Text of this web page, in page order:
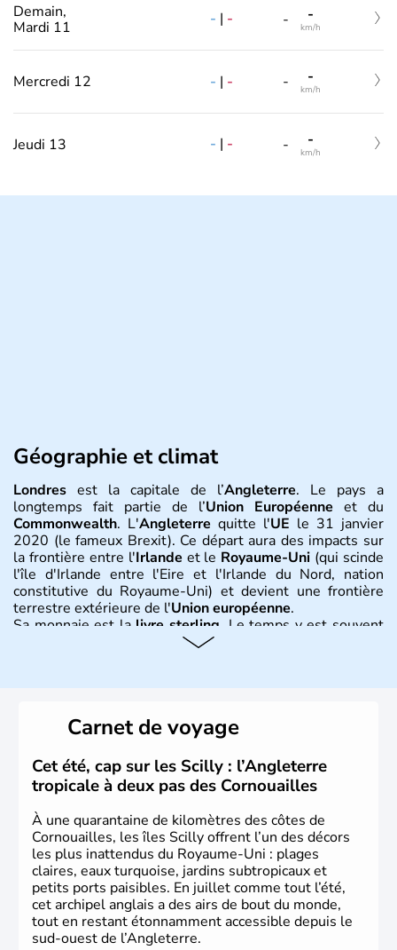
Demain,
Mardi 11
- | - - -
km/h
Mercredi 12 - | - - -
km/h
Jeudi 13 - | - - -
km/h
Géographie et climat
Londres est la capitale de l’Angleterre. Le pays a
longtemps fait partie de l’Union Européenne et du
Commonwealth. L'Angleterre quitte l'UE le 31 janvier
2020 (le fameux Brexit). Ce départ aura des impacts sur
la frontière entre l'Irlande et le Royaume-Uni (qui scinde
l'île d'Irlande entre l'Eire et l'Irlande du Nord, nation
constitutive du Royaume-Uni) et devient une frontière
terrestre extérieure de l'Union européenne.
Sa monnaie est lalivre sterling . Le temps y est souvent
instable avec de nombreuses précipitations : il s’agit d’un
Histoire et administration
L'Angleterre est l’une des quatre nations constitutives du
Royaume-Uni. Elle est peuplée de plus de 50 millions
d’habitants, les Anglais, et constitue à elle seule, près de
84% de la population de l’ensemble. Le pays s’est créé au
Xème siècle et tient son nom desAngles
germanique installé sur ces terres. Première démocratie
parlementaire au monde, elle doit son développement à
l’essor industriel du XIXème siècle.
Carnet de voyage
Cet été, cap sur les Scilly : l’Angleterre
tropicale à deux pas des Cornouailles
À une quarantaine de kilomètres des côtes de
Cornouailles, les îles Scilly offrent l’un des décors
les plus inattendus du Royaume-Uni : plages
claires, eaux turquoise, jardins subtropicaux et
petits ports paisibles. En juillet comme tout l’été,
cet archipel anglais a des airs de bout du monde,
tout en restant étonnamment accessible depuis le
sud-ouest de l’Angleterre.